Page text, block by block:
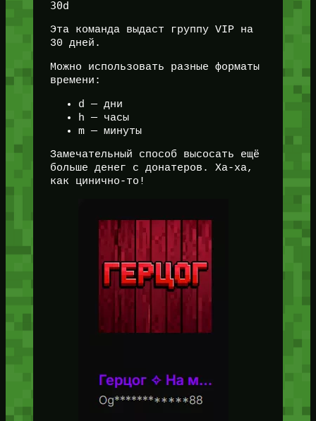
Эта команда выдаст группу VIP на
30 дней.
Можно использовать разные форматы
времени:
d — дни
h — часы
m — минуты
Замечательный способ высосать ещё
больше денег с донатеров. Ха-ха,
как цинично-то!